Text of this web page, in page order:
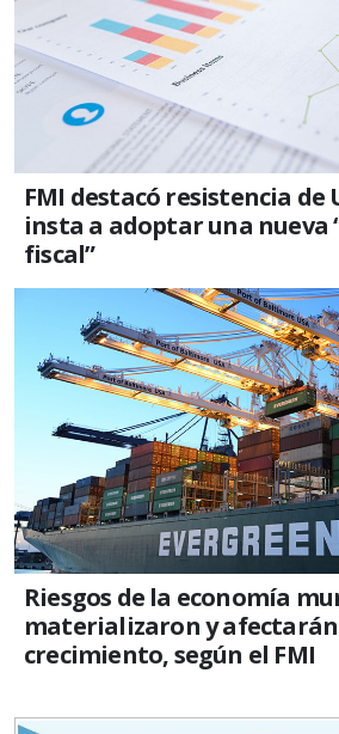
FMI destacó resistencia de
insta a adoptar una nueva
fiscal”
Riesgos de la economía
materializaron y
crecimiento, según el FMI